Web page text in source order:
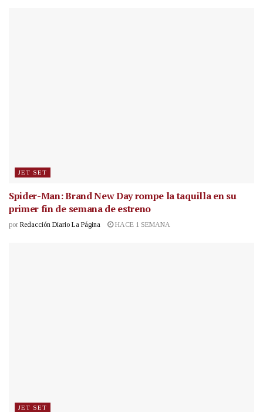
JET SET
Spider-Man: Brand New Day rompe la taquilla en su
primer fin de semana de estreno
por Redacción Diario La Página HACE 1 SEMANA
JET SET